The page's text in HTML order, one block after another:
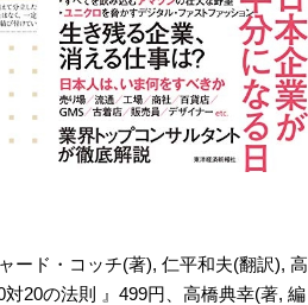
ード・コッチ(著), 仁平和夫(翻訳), 高
20の法則 』499円、高橋典幸(著, 編